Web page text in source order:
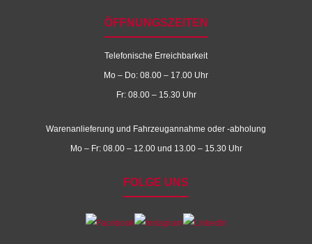
ÖFFNUNGSZEITEN
Telefonische Erreichbarkeit
Mo – Do: 08.00 – 17.00 Uhr
Fr: 08.00 – 15.30 Uhr
Warenanlieferung und Fahrzeugannahme oder -abholung
Mo – Fr: 08.00 – 12.00 und 13.00 – 15.30 Uhr
FOLGE UNS